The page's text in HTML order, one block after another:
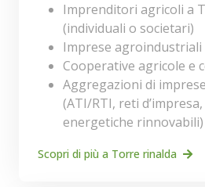
Imprenditori agricoli a
(individuali o societari)
Imprese agroindustriali
Cooperative agricole e
Aggregazioni di
(ATI/RTI, reti
energetiche rinnovabili)
Scopri di più a Torre rinalda